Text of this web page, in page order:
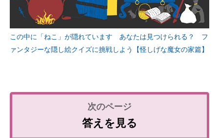
この中に「ねこ」が隠れています あなたは見つけられる？ フ
ァンタジーな隠し絵クイズに挑戦しよう【怪しげな魔女の家篇】
答えを見る